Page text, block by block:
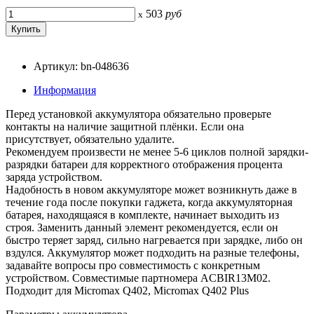
x 503 руб
Артикул: bn-048636
Информация
Перед установкой аккумулятора обязательно проверьте
контакты на наличие защитной плёнки. Если она
присутствует, обязательно удалите.
Рекомендуем произвести не менее 5-6 циклов полной зарядки-
разрядки батареи для корректного отображения процента
заряда устройством.
Надобность в новом аккумуляторе может возникнуть даже в
течение года после покупки гаджета, когда аккумуляторная
батарея, находящаяся в комплекте, начинает выходить из
строя. Заменить данный элемент рекомендуется, если он
быстро теряет заряд, сильно нагревается при зарядке, либо он
вздулся. Аккумулятор может подходить на разные телефоны,
задавайте вопросы про совместимость с конкретным
устройством. Совместимые партномера ACBIR13M02.
Подходит для Micromax Q402, Micromax Q402 Plus